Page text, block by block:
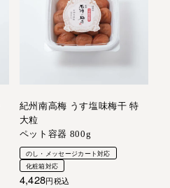
紀州南高梅 うす塩味梅干 特
大粒
ペット容器 800g
のし・メッセージカート対応
化粧箱対応
4,428 税込